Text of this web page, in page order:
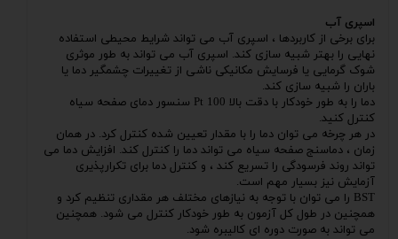
اسپری آب
برای برخی از کاربردها ، اسپری آب می تواند شرایط محیطی استفاده
نهایی را بهتر شبیه سازی کند. اسپری آب می تواند به طور موثری
شوک گرمایی یا فرسایش مکانیکی ناشی از تغییرات چشمگیر دما یا
باران را شبیه سازی کند.
دما را به طور خودکار با دقت بالا Pt 100 سنسور دمای صفحه سیاه
کنترل کنید.
در هر چرخه می توان دما را با مقدار تعیین شده کنترل کرد. در همان
زمان ، دماسنج صفحه سیاه می تواند دما را کنترل کند. افزایش دما می
تواند روند فرسودگی را تسریع کند ، و کنترل دما برای تکرارپذیری
آزمایش نیز بسیار مهم است.
BST را می توان با توجه به نیازهای مختلف هر مقداری تنظیم کرد و
همچنین در طول کل آزمون به طور خودکار کنترل می شود. همچنین
می تواند به صورت دوره ای کالیبره شود.